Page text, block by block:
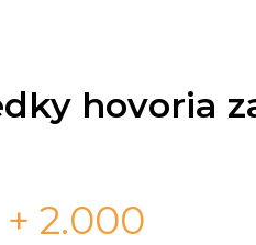
hovoria
+ 2.000